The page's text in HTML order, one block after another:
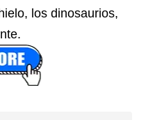
los dinosaurios,